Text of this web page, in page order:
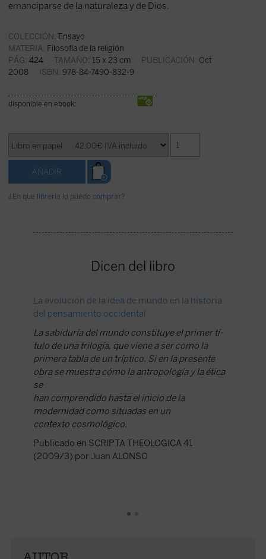
emanciparse de la naturaleza y de Dios.
COLECCIÓN: Ensayo
MATERIA: Filosofía de la religión
PÁG: 424 TAMAÑO: 15 x 23 cm PUBLICACIÓN: Oct
2008 ISBN: 978-84-7490-832-9
disponible en ebook:
¿En qué librería lo puedo comprar?
Dicen del libro
La evolución de la idea de mundo en la historia
del pensamiento occidental
La sabiduría del mundo constituye el primer tí-
tulo de una trilogía, que viene a ser como la
primera tabla de un tríptico. Si en la presente
obra se muestra cómo la antropología y la ética
se
han comprendido hasta el inicio de la
modernidad como situadas en un
contexto cosmológico.
Publicado en SCRIPTA THEOLOGICA 41
(2009/3) por Juan ALONSO